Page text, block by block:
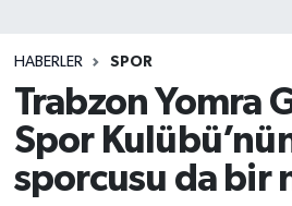
HABERLER SPOR
Trabzon Yomra
Spor
sporcusu da bir
Teknoloji
TRABZON